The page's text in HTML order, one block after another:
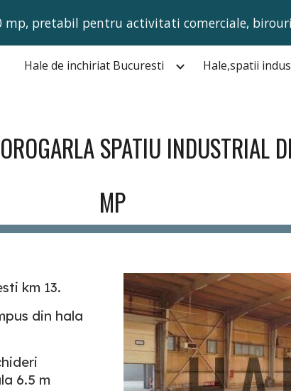
content Skip to navigation
pretabil pentru activitati comerciale,
Hale de inchiriat Bucuresti
SPATIU INDUSTRIAL
MP
km 13.
din hala
6.5 m